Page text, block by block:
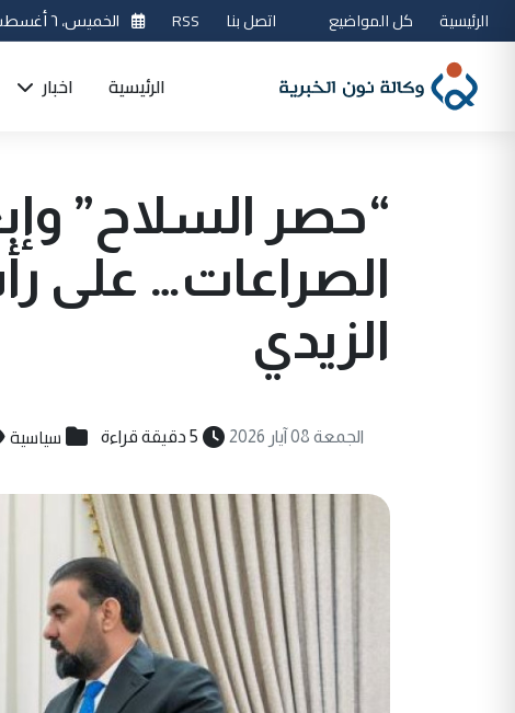
الرئيسية كل المواضيع اتصل بنا RSS الخميس، ٦ أغسطس 2026
الرئيسية اخبار
“حصر السلاح”
الصراعات… على
الزيدي
الجمعة 08 آيار 2026 5 دقيقة قراءة سياسية